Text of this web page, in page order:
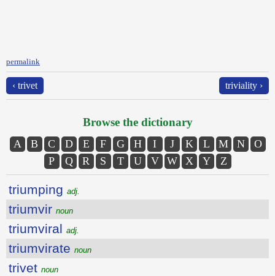
permalink
‹ trivet triviality ›
Browse the dictionary
A B C D E F G H I J K L M N
O
P
Q R S T U V W X Y Z
triumping adj.
triumvir noun
triumviral adj.
triumvirate noun
trivet noun